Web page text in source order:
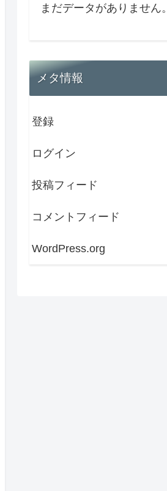
まだデータがありません。
メタ情報
登録
ログイン
投稿フィード
コメントフィード
WordPress.org